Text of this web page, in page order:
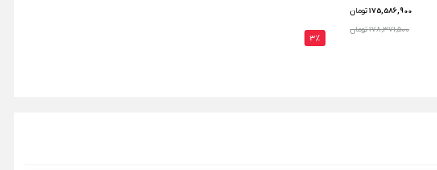
175,586,900تومان
178,371,500 تومان
3%